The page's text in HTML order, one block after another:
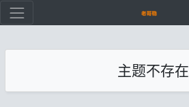
主题不存在